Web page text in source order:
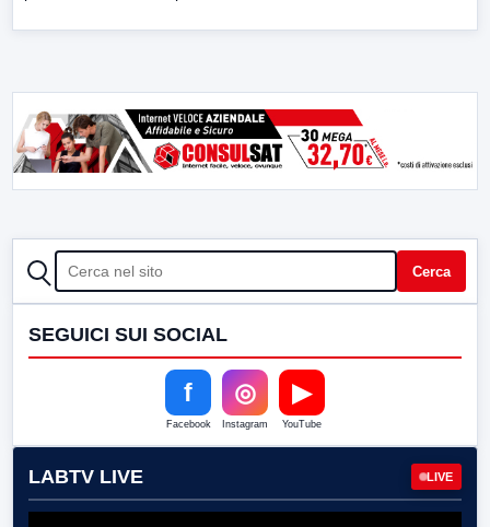
CERCA Cerca
SEGUICI SUI SOCIAL
f
Facebook
◎
Instagram
▶
YouTube
LABTV LIVE LIVE